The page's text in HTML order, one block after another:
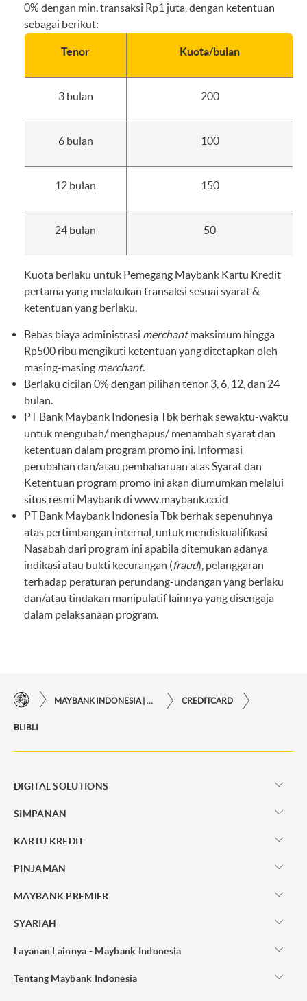
0% dengan min. transaksi Rp1 juta, dengan ketentuan
sebagai berikut:
Tenor Kuota/bulan
3 bulan 200
6 bulan 100
12 bulan 150
24 bulan 50
Kuota berlaku untuk Pemegang Maybank Kartu Kredit
pertama yang melakukan transaksi sesuai syarat &
ketentuan yang berlaku.
Bebas biaya administrasi merchantmaksimum hingga
Rp500 ribu mengikuti ketentuan yang ditetapkan oleh
masing-masing merchant.
Berlaku cicilan 0% dengan pilihan tenor 3, 6, 12, dan 24
bulan.
PT Bank Maybank Indonesia Tbk berhak sewaktu-waktu
untuk mengubah/ menghapus/ menambah syarat dan
ketentuan dalam program promo ini. Informasi
perubahan dan/atau pembaharuan atas Syarat dan
Ketentuan program promo ini akan diumumkan melalui
situs resmi Maybank di www.maybank.co.id
PT Bank Maybank Indonesia Tbk berhak sepenuhnya
atas pertimbangan internal, untuk mendiskualifikasi
Nasabah dari program ini apabila ditemukan adanya
indikasi atau bukti kecurangan (fraud), pelanggaran
terhadap peraturan perundang-undangan yang berlaku
dan/atau tindakan manipulatif lainnya yang disengaja
dalam pelaksanaan program.
CREDITCARD
BLIBLI
DIGITAL SOLUTIONS
SIMPANAN
KARTU KREDIT
PINJAMAN
MAYBANK PREMIER
SYARIAH
Layanan Lainnya - Maybank Indonesia
Tentang Maybank Indonesia